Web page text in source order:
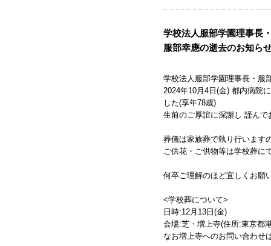
学校法人服部学園理事⻑
服部幸應の逝去のお知ら
学校法人服部学園理事⻑・服
2024年10月4日(金) 都内病院
した(享年78歳)
生前のご厚誼に深謝し 謹ん
葬儀は家族葬で執り行います
ご供花・ご供物等は学校葬に
何卒ご理解のほど宜しくお願
<学校葬について>
日時:12月13日(金)
会場:芝・増上寺(住所:東京都
なお増上寺へのお問い合わせ